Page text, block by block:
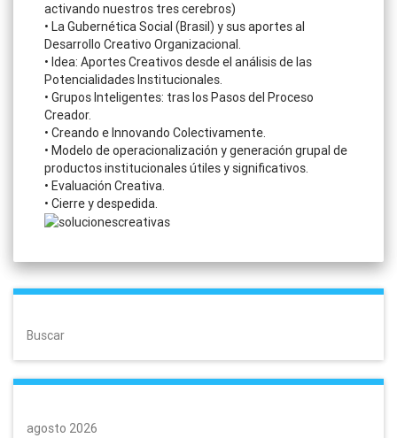
activando nuestros tres cerebros)
• La Gubernética Social (Brasil) y sus aportes al
Desarrollo Creativo Organizacional.
• Idea: Aportes Creativos desde el análisis de las
Potencialidades Institucionales.
• Grupos Inteligentes: tras los Pasos del Proceso
Creador.
• Creando e Innovando Colectivamente.
• Modelo de operacionalización y generación grupal de
productos institucionales útiles y significativos.
• Evaluación Creativa.
• Cierre y despedida.
Buscar
agosto 2026